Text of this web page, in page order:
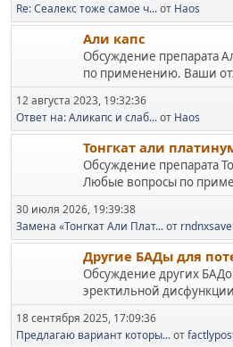
Re: Сеалекс тоже самое ч...от Haos
Али капс
Обсуждение препарата
по применению. Ваши
12 августа 2023, 19:32:36
Ответ на: Аликапс и слаб...от Haos
Тонгкат али
Обсуждение препарата
Любые вопросы по
30 июля 2026, 19:39:38
Замена «Тонгкат Али Плат...от
Другие БАДы для
Обсуждение других
эректильной
18 сентября 2025, 17:09:36
Предлагаю вариант которы...от